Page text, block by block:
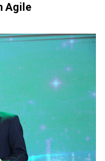
Agile